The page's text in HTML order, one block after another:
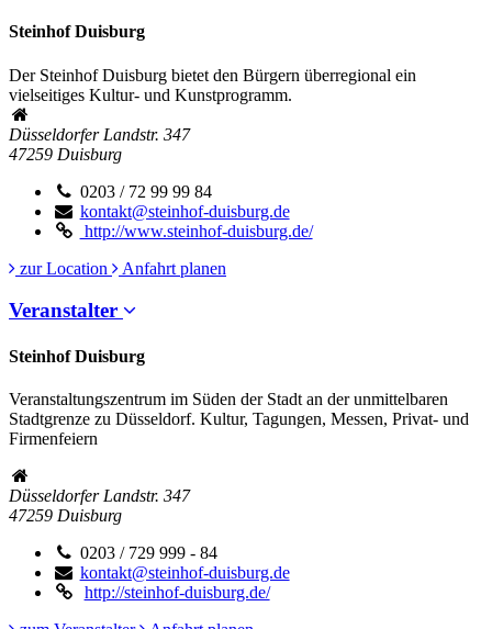
Steinhof Duisburg
Der Steinhof Duisburg bietet den Bürgern überregional ein
vielseitiges Kultur- und Kunstprogramm.
Düsseldorfer Landstr. 347
47259 Duisburg
0203 / 72 99 99 84
kontakt@steinhof-duisburg.de
http://www.steinhof-duisburg.de/
zur Location
Anfahrt planen
Veranstalter
Steinhof Duisburg
Veranstaltungszentrum im Süden der Stadt an der unmittelbaren
Stadtgrenze zu Düsseldorf. Kultur, Tagungen, Messen, Privat- und
Firmenfeiern
Düsseldorfer Landstr. 347
47259 Duisburg
0203 / 729 999 - 84
kontakt@steinhof-duisburg.de
http://steinhof-duisburg.de/